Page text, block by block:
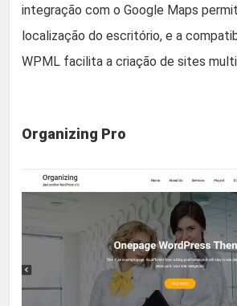
integração com o Google Maps
localização do escritório, e a
WPML facilita a criação de sites
Organizing Pro